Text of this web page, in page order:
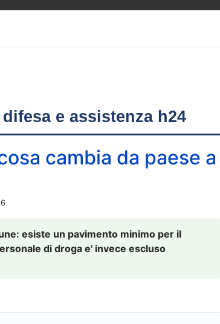
e assistenza h24
cambia da paese a
esiste un pavimento minimo per il
di droga e' invece escluso